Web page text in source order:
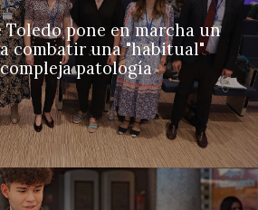
pone en marcha un
combatir una "habitual"
patología